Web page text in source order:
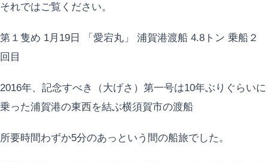
それではご覧ください。
第１隻め 1月19日 「愛宕丸」 浦賀港渡船 4.8トン 乗船２
回目
2016年、記念すべき（大げさ）第一号は10年ぶりぐらいに
乗った浦賀港の東西を結ぶ横須賀市の渡船
所要時間わずか5分のあっという間の船旅でした。